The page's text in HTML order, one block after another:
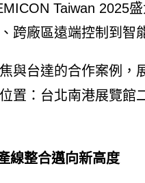
Taiwan 2025
跨廠區遠端控制到智
與台達的合作案例，
置：台北南港展覽館
線整合邁向新高度